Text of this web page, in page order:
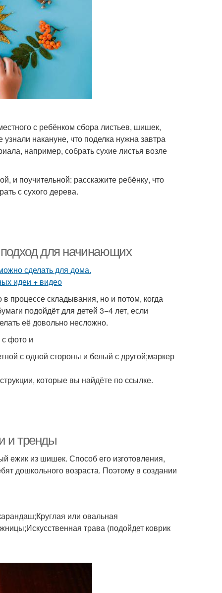
с ребёнком сбора листьев, шишек,
накануне, что поделка нужна завтра
например, собрать сухие листья возле
и поучительной: расскажите ребёнку, что
с сухого дерева.
для начинающих
процессе складывания, но и потом, когда
подойдёт для детей 3−4 лет, если
её довольно несложно.
фото и
с одной стороны и белый с другой;маркер
которые вы найдёте по ссылке.
и тренды
ежик из шишек. Способ его изготовления,
дошкольного возраста. Поэтому в создании
или овальная
трава (подойдет коврик